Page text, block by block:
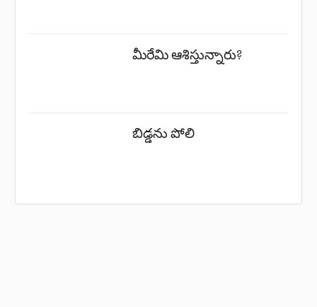
మీరేమి ఆశిస్తున్నారు?
బిడ్డను పోలి